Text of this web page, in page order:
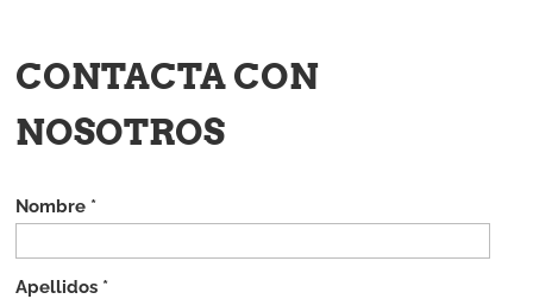
CONTACTA CON
NOSOTROS
Nombre *
Apellidos *